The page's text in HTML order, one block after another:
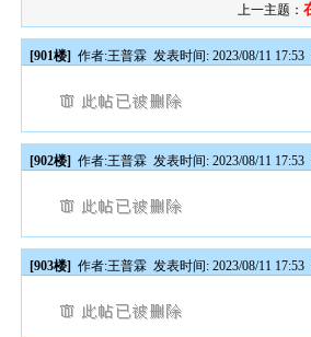
上一主题：
[901楼] 作者:王普霖 发表时间: 2023/08/11 17:53
[902楼] 作者:王普霖 发表时间: 2023/08/11 17:53
[903楼] 作者:王普霖 发表时间: 2023/08/11 17:53